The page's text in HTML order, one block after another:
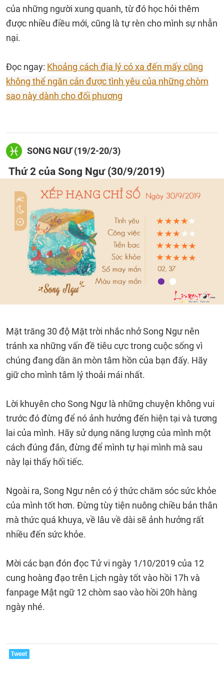
của những người xung quanh, từ đó học hỏi thêm
được nhiều điều mới, cũng là tự rèn cho mình sự nhẫn
nại.
Đọc ngay: Khoảng cách địa lý có xa đến mấy cũng
không thể ngăn cản được tình yêu của những chòm
sao này dành cho đối phương
SONG NGƯ (19/2-20/3)
Thứ 2 của Song Ngư (30/9/2019)
Mặt trăng 30 độ Mặt trời nhắc nhở Song Ngư nên
tránh xa những vấn đề tiêu cực trong cuộc sống vì
chúng đang dần ăn mòn tâm hồn của bạn đấy. Hãy
giữ cho mình tâm lý thoải mái nhất.
Lời khuyên cho Song Ngư là những chuyện không vui
trước đó đừng để nó ảnh hưởng đến hiện tại và tương
lai của mình. Hãy sử dụng năng lượng của mình một
cách đúng đắn, đừng để mình tự hại mình mà sau
này lại thấy hối tiếc.
Ngoài ra, Song Ngư nên có ý thức chăm sóc sức khỏe
của mình tốt hơn. Đừng tùy tiện nuông chiều bản thân
mà thức quá khuya, về lâu về dài sẽ ảnh hưởng rất
nhiều đến sức khỏe.
Mời các bạn đón đọc Tử vi ngày 1/10/2019 của 12
cung hoàng đạo trên Lịch ngày tốt vào hồi 17h và
fanpage Mật ngữ 12 chòm sao vào hồi 20h hàng
ngày nhé.